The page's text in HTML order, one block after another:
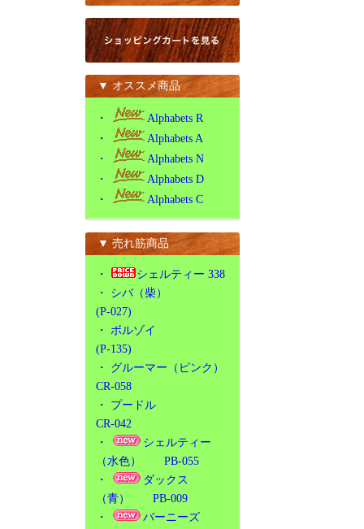
▼ オススメ商品
・
Alphabets R
・
Alphabets A
・
Alphabets N
・
Alphabets D
・
Alphabets C
▼ 売れ筋商品
・
シェルティー 338
・ シバ（柴）
(P-027)
・ ボルゾイ
(P-135)
・ グルーマー（ピンク）
CR-058
・ プードル
CR-042
・
シェルティー
（水色） PB-055
・
ダックス
（青） PB-009
・
バーニーズ